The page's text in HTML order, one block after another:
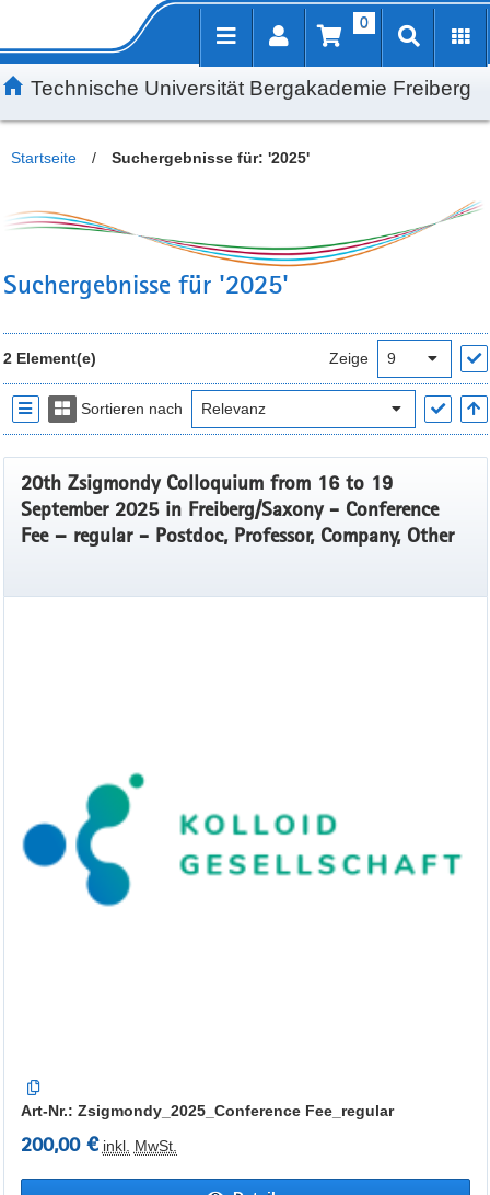
Kundenmenü
Servicemenü 0
Technische Universität Bergakademie Freiberg
Startseite / Suchergebnisse für: '2025'
Suchergebnisse für '2025'
2 Element(e) Zeige
Sortieren nach
20th Zsigmondy Colloquium from 16 to 19
September 2025 in Freiberg/Saxony - Conference
Fee – regular - Postdoc, Professor, Company, Other
Art-Nr.: Zsigmondy_2025_Conference Fee_regular
200,00 € inkl. MwSt.